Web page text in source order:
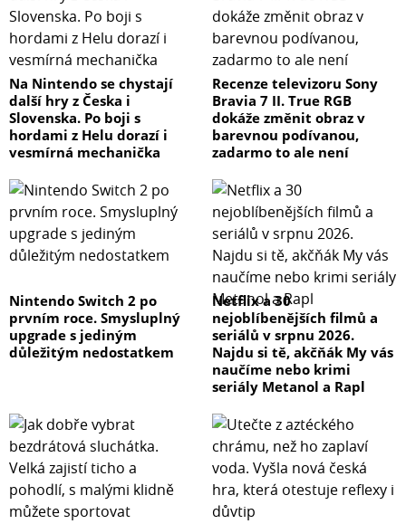
Na Nintendo se chystají
další hry z Česka i
Slovenska. Po boji s
hordami z Helu dorazí i
vesmírná mechanička
Recenze televizoru Sony
Bravia 7 II. True RGB
dokáže změnit obraz v
barevnou podívanou,
zadarmo to ale není
Nintendo Switch 2 po
prvním roce. Smysluplný
upgrade s jediným
důležitým nedostatkem
Netflix a 30
nejoblíbenějších filmů a
seriálů v srpnu 2026.
Najdu si tě, akčňák My vás
naučíme nebo krimi
seriály Metanol a Rapl